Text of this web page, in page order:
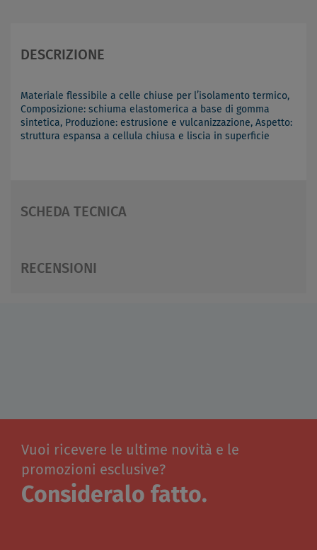
DESCRIZIONE
Materiale flessibile a celle chiuse per l’isolamento termico,
Composizione: schiuma elastomerica a base di gomma
sintetica, Produzione: estrusione e vulcanizzazione, Aspetto:
struttura espansa a cellula chiusa e liscia in superficie
SCHEDA TECNICA
RECENSIONI
Vuoi ricevere le ultime novità e le
promozioni esclusive?
Consideralo fatto.